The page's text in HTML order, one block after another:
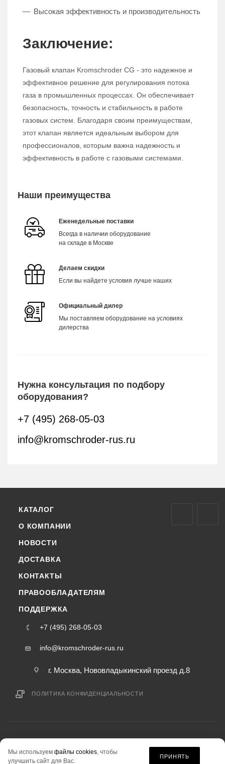
Высокая эффективность и производительность
Заключение:
Газовый клапан Kromschroder CG - это надежное и
эффективное решение для регулирования потока
газа в промышленных процессах. Он обеспечивает
безопасность, точность и стабильность в работе
газовых систем. Благодаря своим преимуществам,
этот клапан является идеальным выбором для
профессионалов, которым важна надежность и
эффективность в работе с газовыми системами.
Наши преимущества
Еженедельные поставки
Всегда в наличии оборудование
на складе в Москве
Делаем скидки
Если вы найдете условия лучше наших
Официальный дилер
Мы поставляем оборудование на условиях
дилерства
Нужна консультация по подбору
оборудования?
+7 (495) 268-05-03
info@kromschroder-rus.ru
КАТАЛОГ
О КОМПАНИИ
НОВОСТИ
ДОСТАВКА
КОНТАКТЫ
ПРАВООБЛАДАТЕЛЯМ
ПОДДЕРЖКА
+7 (495) 268-05-03
info@kromschroder-rus.ru
г. Москва, Нововладыкинский проезд д.8
ПОЛИТИКА КОНФИДЕНЦИАЛЬНОСТИ
информация на сайте «kromschroder-rus.ru» не является публичной офертой.
Мы используем файлы cookies, чтобы
улучшить сайт для Вас.
ПРИНЯТЬ